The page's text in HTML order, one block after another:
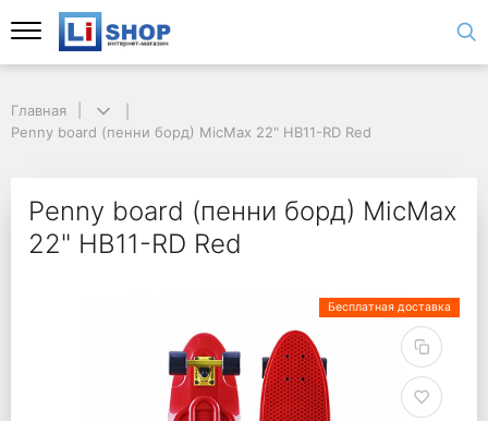
Главная
Penny board (пенни борд) MicMax 22" HB11-RD Red
Penny board (пенни борд) MicMax
22" HB11-RD Red
Бесплатная доставка